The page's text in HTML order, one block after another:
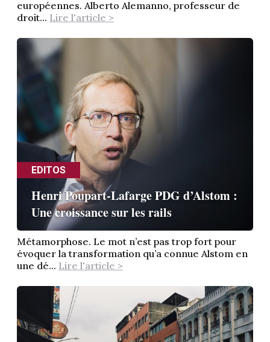
européennes. Alberto Alemanno, professeur de
droit... Lire l'article >
EDITOS
Henri Poupart-Lafarge PDG d’Alstom :
Une croissance sur les rails
Métamorphose. Le mot n’est pas trop fort pour
évoquer la transformation qu’a connue Alstom en
une dé... Lire l'article >